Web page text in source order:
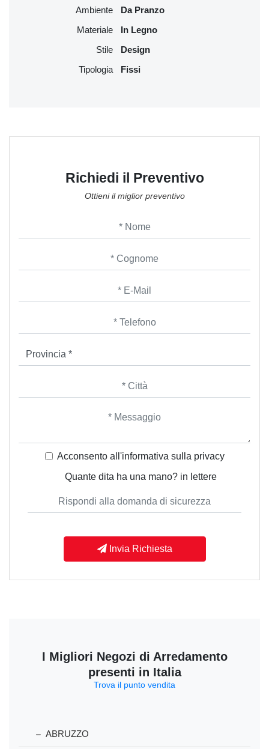
Richiedi il Preventivo
Ottieni il miglior preventivo
Acconsento all'informativa sulla privacy
Quante dita ha una mano? in lettere
Invia Richiesta
Ambiente Da Pranzo
Materiale In Legno
Stile Design
Tipologia Fissi
I Migliori Negozi di Arredamento
presenti in Italia
Trova il punto vendita
ABRUZZO